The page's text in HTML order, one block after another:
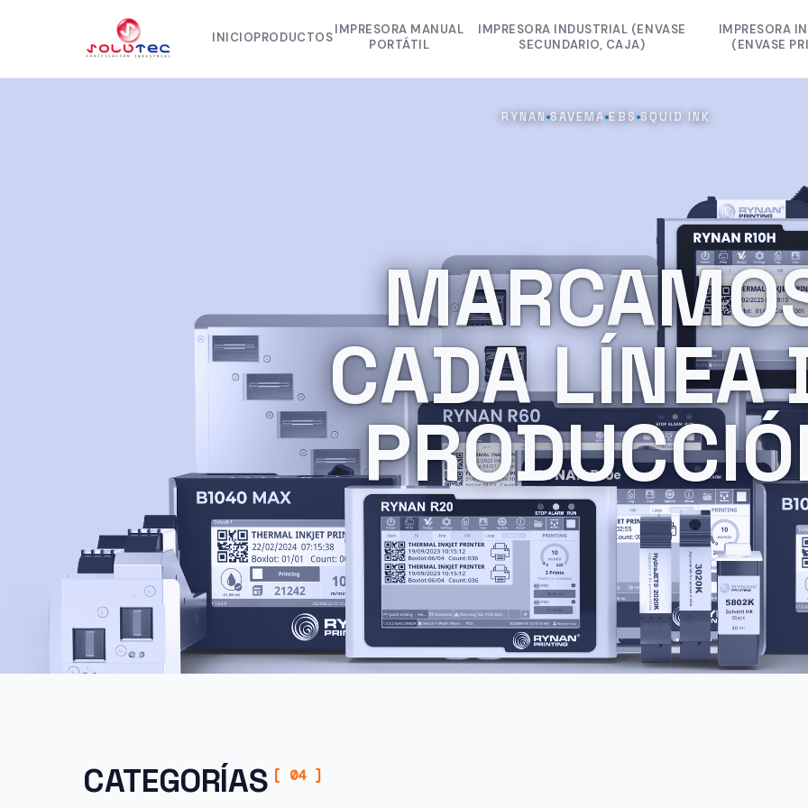
INICIOPRODUCTOSIMPRESORA MANUAL
PORTÁTIL
IMPRESORA INDUSTRIAL (ENVASE
SECUNDARIO, CAJA)
RYNAN R20
IMPRESORA
(ENVASE
SAVEMA
RYNAN
RYNAN
SAVEMA
EBS
CINTA TTO
RYNAN
SQUID INK
RYNAN SAVEMA EBS SQUID INK
CADA LÍNEA
CATEGORÍAS [ 04 ]